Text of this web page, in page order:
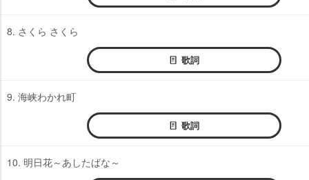
8. さくら さくら
歌詞
9. 海峡わかれ町
歌詞
10. 明日花～あしたばな～